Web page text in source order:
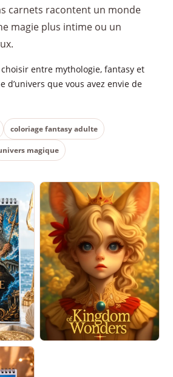
carnets racontent un monde
magie plus intime ou un
entre mythologie, fantasy et
d’univers que vous avez envie de
coloriage fantasy adulte
magique